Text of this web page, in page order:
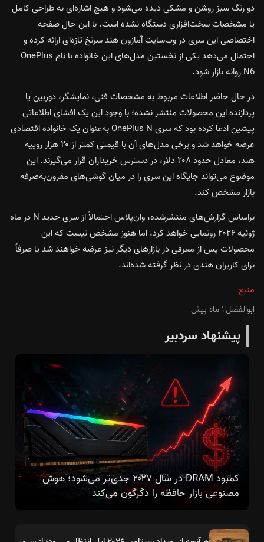
دو رنگ سبز روشن و مشکی دیده می‌شود و هیچ اشاره‌ای به طراحی کامل
یا مشخصات سخت‌افزاری دستگاه نشده است. با این حال صفحه
اختصاصی این سری در وب‌سایت آمازون هند سرنخ تازه‌ای ارائه کرده و
احتمال می‌دهد یکی از نخستین مدل‌های این خانواده با نام OnePlus
N6 روانه بازار شود.
در حال حاضر اطلاعات مربوط به مشخصات فنی، نمایشگر، دوربین یا
پردازنده این محصولات منتشر نشده؛ با وجود این یک افشای اطلاعاتی
پیشین ادعا کرده بود که سری OnePlus N به‌عنوان یک خانواده اقتصادی
عرضه خواهد شد و برخی مدل‌های آن با قیمتی کمتر از ۲۰ هزار روپیه
هند، معادل حدود ۲۰۸ دلار، در دسترس خریداران قرار می‌گیرند. این
موضوع می‌تواند جایگاه این سری را در میان گوشی‌های مقرون‌به‌صرفه
بازار مشخص کند.
براساس گزارش‌های منتشرشده، وان‌پلاس احتمالاً از سری جدید N در ماه
ژوئیه ۲۰۲۶ رونمایی خواهد کرد، اما هنوز مشخص نیست که این
محصولات پس از معرفی در بازارهای دیگر نیز عرضه خواهند شد یا صرفاً
برای کاربران هندی در نظر گرفته شده‌اند.
منبع
ابوالفضل|۱ ماه پیش
پیشنهاد سردبیر
کمبود DRAM در سال ۲۰۲۷ جدی‌تر می‌شود؛ هوش
مصنوعی بازار حافظه را دگرگون می‌کند